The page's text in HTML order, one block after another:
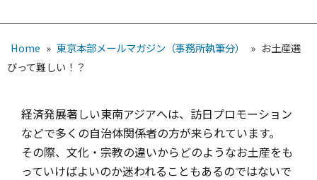
Home » 東京本部メールマガジン（事務所執筆分） » お土産選
びって難しい！？
経済発展著しい東南アジアへは、訪日プロモーション
などで多くの自治体関係者の方が来られています。
その際、文化・宗教の違いからどのようなお土産をも
っていけばよいのか迷われることもあるのではないで